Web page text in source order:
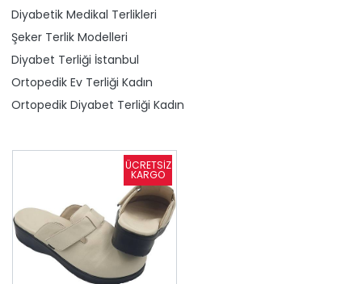
Diyabetik Medikal Terlikleri
Şeker Terlik Modelleri
Diyabet Terliği İstanbul
Ortopedik Ev Terliği Kadın
Ortopedik Diyabet Terliği Kadın